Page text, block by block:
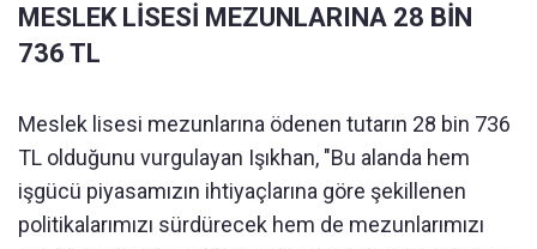
MESLEK LİSESİ MEZUNLARINA 28 BİN
736 TL
Meslek lisesi mezunlarına ödenen tutarın 28 bin 736
TL olduğunu vurgulayan Işıkhan, "Bu alanda hem
işgücü piyasamızın ihtiyaçlarına göre şekillenen
politikalarımızı sürdürecek hem de mezunlarımızı